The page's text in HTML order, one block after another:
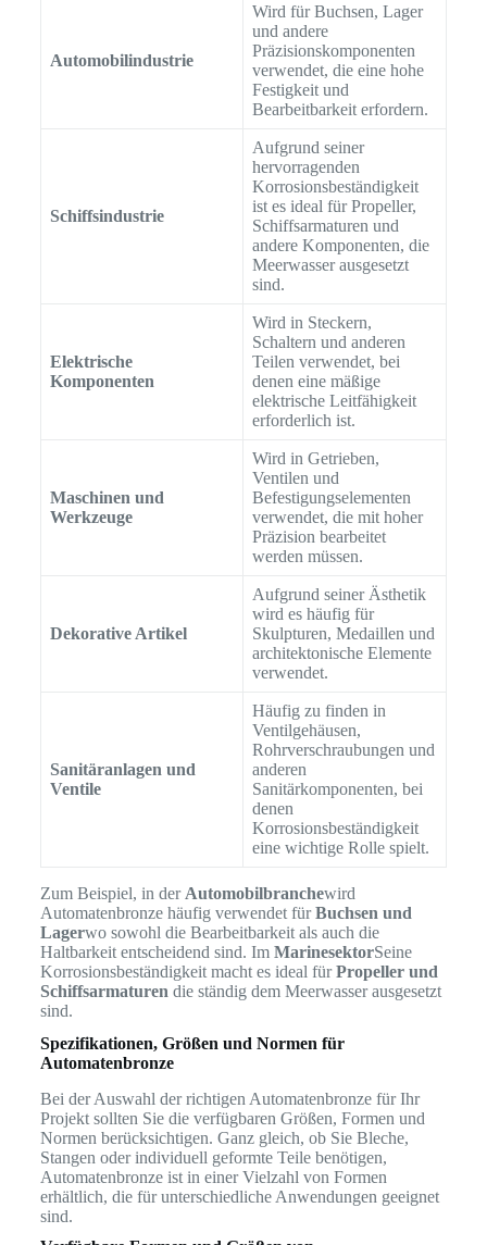
Automobilindustrie
Wird für Buchsen, Lager
und andere
Präzisionskomponenten
verwendet, die eine hohe
Festigkeit und
Bearbeitbarkeit erfordern.
Schiffsindustrie
Aufgrund seiner
hervorragenden
Korrosionsbeständigkeit
ist es ideal für Propeller,
Schiffsarmaturen und
andere Komponenten, die
Meerwasser ausgesetzt
sind.
Elektrische
Komponenten
Wird in Steckern,
Schaltern und anderen
Teilen verwendet, bei
denen eine mäßige
elektrische Leitfähigkeit
erforderlich ist.
Maschinen und
Werkzeuge
Wird in Getrieben,
Ventilen und
Befestigungselementen
verwendet, die mit hoher
Präzision bearbeitet
werden müssen.
Dekorative Artikel
Aufgrund seiner Ästhetik
wird es häufig für
Skulpturen, Medaillen und
architektonische Elemente
verwendet.
Sanitäranlagen und
Ventile
Häufig zu finden in
Ventilgehäusen,
Rohrverschraubungen und
anderen
Sanitärkomponenten, bei
denen
Korrosionsbeständigkeit
eine wichtige Rolle spielt.
Zum Beispiel, in der Automobilbranchewird
Automatenbronze häufig verwendet fürBuchsen und
Lagerwo sowohl die Bearbeitbarkeit als auch die
Haltbarkeit entscheidend sind. Im MarinesektorSeine
Korrosionsbeständigkeit macht es ideal fürPropeller und
Schiffsarmaturen die ständig dem Meerwasser ausgesetzt
sind.
Spezifikationen, Größen und Normen für
Automatenbronze
Bei der Auswahl der richtigen Automatenbronze für Ihr
Projekt sollten Sie die verfügbaren Größen, Formen und
Normen berücksichtigen. Ganz gleich, ob Sie Bleche,
Stangen oder individuell geformte Teile benötigen,
Automatenbronze ist in einer Vielzahl von Formen
erhältlich, die für unterschiedliche Anwendungen geeignet
sind.